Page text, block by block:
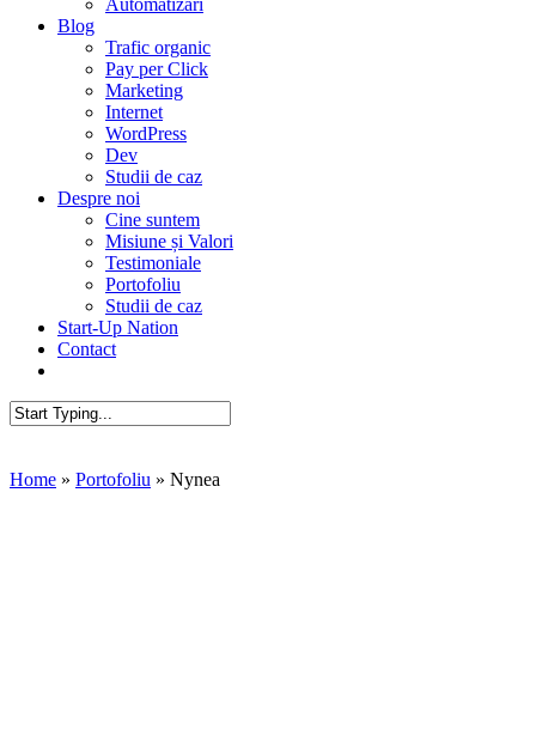
Automatizari
Blog
Trafic organic
Pay per Click
Marketing
Internet
WordPress
Dev
Studii de caz
Despre noi
Cine suntem
Misiune și Valori
Testimoniale
Portofoliu
Studii de caz
Start-Up Nation
Contact
Home » Portofoliu » Nynea